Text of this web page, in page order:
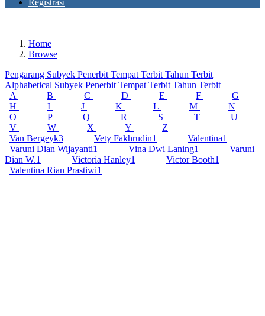
Home
Browse
Pengarang Subyek Penerbit Tempat Terbit Tahun Terbit
Alphabetical Subyek Penerbit Tempat Terbit Tahun Terbit
A
B C D E F
G
H
I J K L M
N
O
P Q R S T
U
V
W X Y
Z
Van Bergeyk3 Vety Fakhrudin1 Valentina1
Varuni Dian Wijayanti1 Vina Dwi Laning1
Varuni
Dian W.1 Victoria Hanley1 Victor Booth1
Valentina Rian Prastiwi1